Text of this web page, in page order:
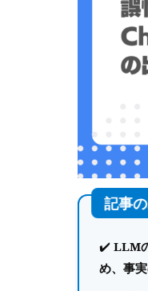
LLM
め、事